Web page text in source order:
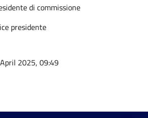
di commissione
presidente
2025, 09:49